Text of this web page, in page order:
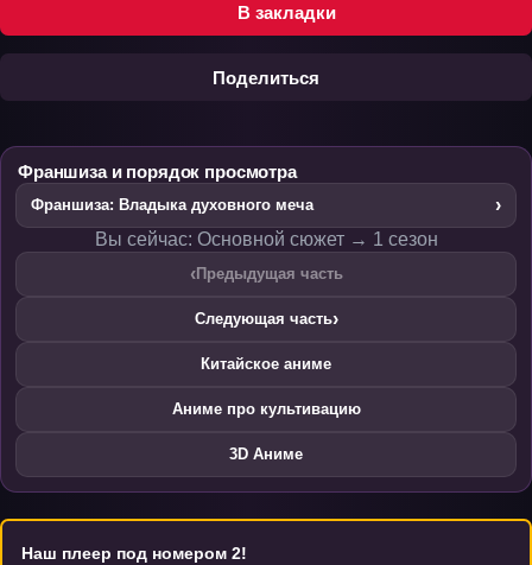
В закладки
Поделиться
Франшиза и порядок просмотра
Франшиза: Владыка духовного меча
›
Вы сейчас: Основной сюжет → 1 сезон
‹Предыдущая часть
Следующая часть›
Китайское аниме
Аниме про культивацию
3D Аниме
Наш плеер под номером 2!